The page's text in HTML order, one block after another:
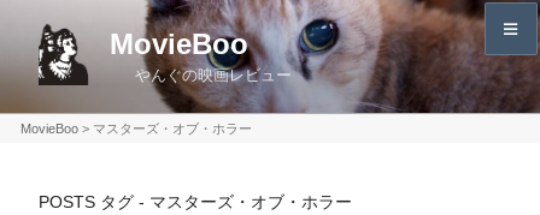
ン
MovieBoo
やんぐの映画レビュー
MovieBoo> マスターズ・オブ・ホラー
POSTS タグ - マスターズ・オブ・ホラー